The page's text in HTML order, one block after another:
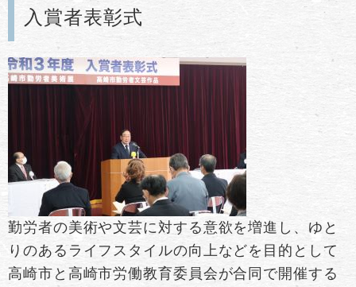
入賞者表彰式
勤労者の美術や文芸に対する意欲を増進し、ゆと
りのあるライフスタイルの向上などを目的として
高崎市と高崎市労働教育委員会が合同で開催する